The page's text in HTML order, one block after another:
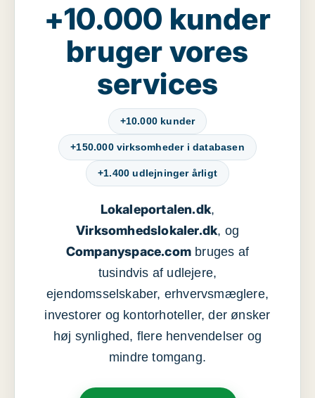
+10.000 kunder
bruger vores
services
+10.000 kunder
+150.000 virksomheder i databasen
+1.400 udlejninger årligt
Lokaleportalen.dk,
Virksomhedslokaler.dk, og
Companyspace.com bruges af
tusindvis af udlejere,
ejendomsselskaber, erhvervsmæglere,
investorer og kontorhoteller, der ønsker
høj synlighed, flere henvendelser og
mindre tomgang.